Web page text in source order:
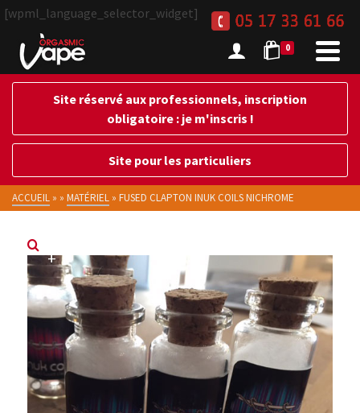
[wpml_language_selector_widget]
0
Site réservé aux professionnels, inscription
obligatoire : je m'inscris !
Site pour les particuliers
ACCUEIL » » MATÉRIEL » FUSED CLAPTON INUK COILS NICHROME